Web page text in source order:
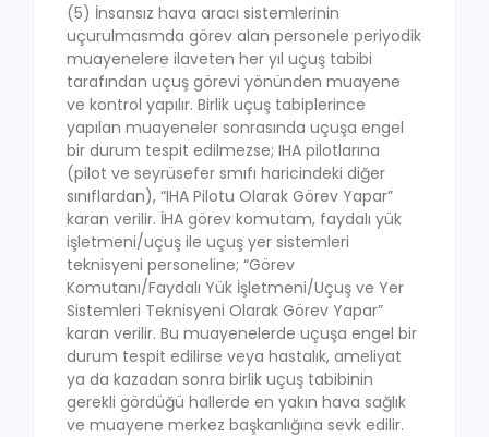
(5) İnsansız hava aracı sistemlerinin
uçurulmasmda görev alan personele periyodik
muayenelere ilaveten her yıl uçuş tabibi
tarafından uçuş görevi yönünden muayene
ve kontrol yapılır. Birlik uçuş tabiplerince
yapılan muayeneler sonrasında uçuşa engel
bir durum tespit edilmezse; IHA pilotlarına
(pilot ve seyrüsefer smıfı haricindeki diğer
sınıflardan), “IHA Pilotu Olarak Görev Yapar”
karan verilir. İHA görev komutam, faydalı yük
işletmeni/uçuş ile uçuş yer sistemleri
teknisyeni personeline; “Görev
Komutanı/Faydalı Yük İşletmeni/Uçuş ve Yer
Sistemleri Teknisyeni Olarak Görev Yapar”
karan verilir. Bu muayenelerde uçuşa engel bir
durum tespit edilirse veya hastalık, ameliyat
ya da kazadan sonra birlik uçuş tabibinin
gerekli gördüğü hallerde en yakın hava sağlık
ve muayene merkez başkanlığına sevk edilir.